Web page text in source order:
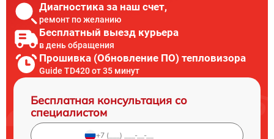
Диагностика за наш счет,
ремонт по желанию
Бесплатный выезд курьера
в день обращения
Прошивка (Обновление ПО) тепловизора
Guide TD420 от 35 минут
Бесплатная консультация со
специалистом